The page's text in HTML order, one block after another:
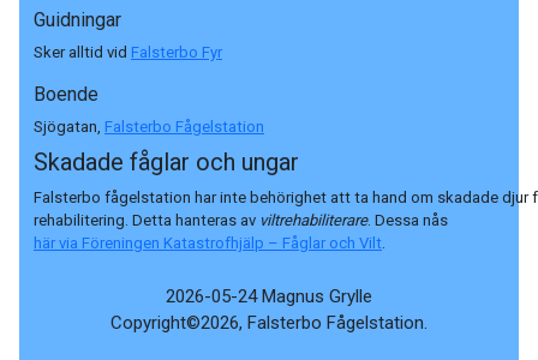
Guidningar
Sker alltid vid Falsterbo Fyr
Boende
Sjögatan, Falsterbo Fågelstation
Skadade fåglar och ungar
Falsterbo fågelstation har inte behörighet att ta hand om skadade djur
rehabilitering. Detta hanteras av viltrehabiliterare. Dessa nås
här via Föreningen Katastrofhjälp – Fåglar och Vilt.
2026-05-24 Magnus Grylle
Copyright©2026, Falsterbo Fågelstation.